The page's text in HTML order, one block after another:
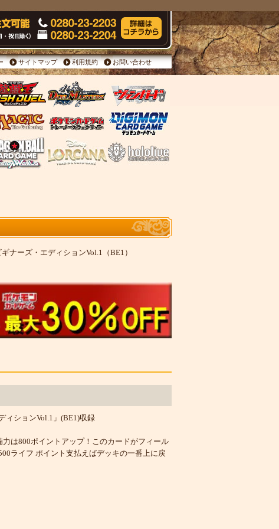
サイトマップ 利用規約 お問い合わせ
ナーズ・エディションVol.1（BE1）
ィションVol.1」(BE1)収録
は800ポイントアップ！このカードがフィール
ライフ ポイント支払えばデッキの一番上に戻